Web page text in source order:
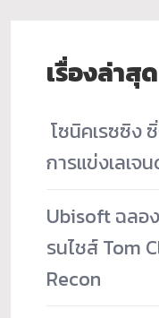
เรื่องล่าสุด
โซนิคเรซซิง
การแข่งเลเจ
Ubisoft ฉลอ
รนไชส์ Tom
Recon